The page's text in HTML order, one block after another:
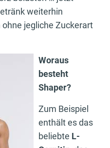
weiterhin
jegliche Zuckerart
Woraus
besteht
Shaper?
Zum Beispiel
enthält es das
beliebte L-